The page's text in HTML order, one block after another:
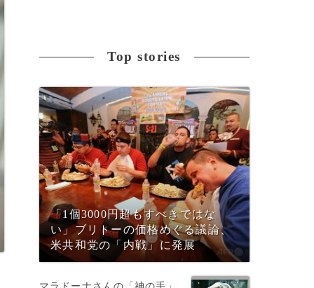
Top stories
「1個3000円超もすべきではな
い」ブリトーの価格めぐる議論、
米共和党の「内戦」に発展
マラドーナさんの「神の手」